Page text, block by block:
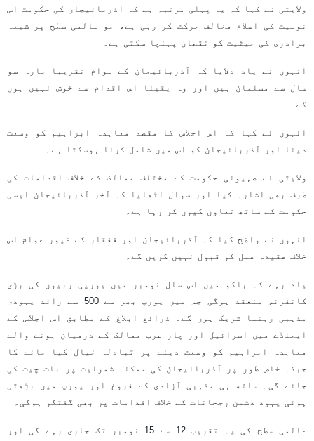
ولایتی نے کہا کہ یہ پہلی مرتبہ ہے کہ آذربائیجان کی حکومت اس
نوعیت کی اسلام مخالف حرکت کر رہی ہے، جو عالمی سطح پر شیعہ
برادری کی حیثیت کو نقصان پہنچا سکتی ہے۔
انہوں نے یاد دلایا کہ آذربائیجان کے عوام تقریبا بارہ سو
سال سے مسلمان ہیں اور وہ یقینا اس اقدام سے خوش نہیں ہوں
گے۔
انہوں نے کہا کہ اس اجلاس کا مقصد معاہدہ ابراہیم کو وسعت
دینا اور آذربائیجان کو اس میں شامل کرنا ہوسکتا ہے۔
ولایتی نے صہیونی حکومت کے مختلف ممالک کے خلاف اقدامات کی
طرف بھی اشارہ کیا اور سوال اٹھایا کہ آخر آذربائیجان ایسی
حکومت کے ساتھ تعاون کیوں کر رہا ہے۔
انہوں نے واضح کیا کہ آذربائیجان اور قفقاز کے غیور عوام اس
خلاف عقیدہ عمل کو قبول نہیں کریں گے۔
یاد رہے کہ باکو میں اس سال نومبر میں یورپی ربیوں کی بڑی
کانفرنس منعقد ہوگی جس میں یورپ بھر سے 500 سے زائد یہودی
مذہبی رہنما شریک ہوں گے۔ ذرائع ابلاغ کے مطابق اس اجلاس کے
ایجنڈے میں اسرائیل اور چار عرب ممالک کے درمیان ہونے والے
معاہدہ ابراہیم کو وسعت دینے پر تبادلہ خیال کیا جائے گا
جبکہ خاص طور پر آذربائیجان کی ممکنہ شمولیت پر بات چیت کی
جائے گی۔ ساتھ ہی مذہبی آزادی کے فروغ اور یورپ میں بڑھتی
ہوئی یہود دشمن رجحانات کے خلاف اقدامات پر بھی گفتگو ہوگی۔
عالمی سطح کی یہ تقریب 12 سے 15 نومبر تک جاری رہے گی اور